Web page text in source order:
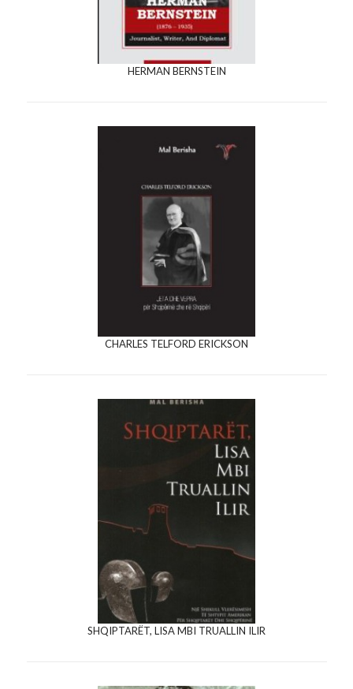
HERMAN BERNSTEIN
CHARLES TELFORD ERICKSON
SHQIPTARËT, LISA MBI TRUALLIN ILIR